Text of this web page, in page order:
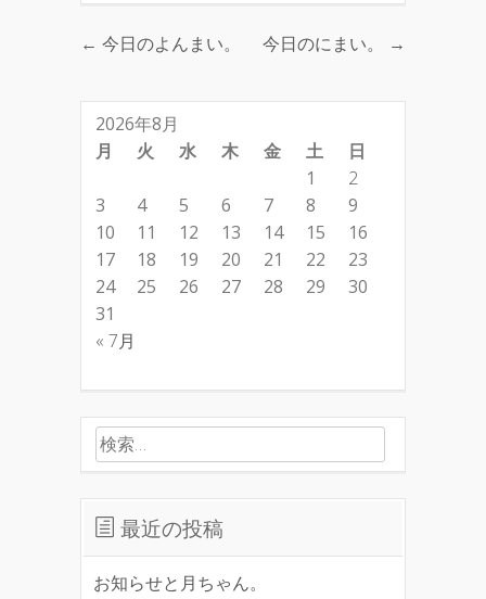
Post navigation
← 今日のよんまい。 今日のにまい。 →
2026年8月
月
火 水 木 金 土 日
« 7月
1
2
3
4 5 6 7 8
9
10
11 12 13 14 15
16
17
18 19 20 21 22
23
24
25 26 27 28 29
30
31
検索:
最近の投稿
お知らせと月ちゃん。